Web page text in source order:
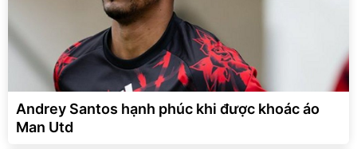
Andrey Santos hạnh phúc khi được khoác áo
Man Utd